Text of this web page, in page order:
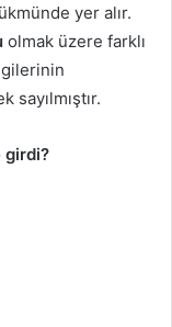
yer alır.
olmak üzere farklı
girdi?